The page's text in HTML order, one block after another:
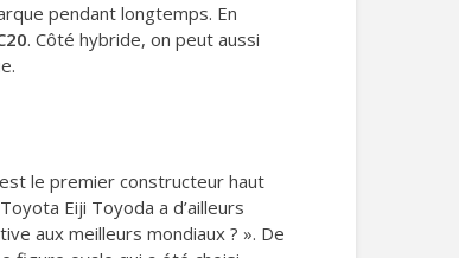
pendant longtemps. En
. Côté hybride, on peut aussi
le premier constructeur haut
Eiji Toyoda a d’ailleurs
aux meilleurs mondiaux ? ». De